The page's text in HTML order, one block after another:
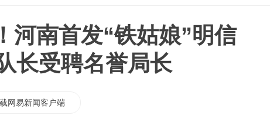
河南首发“铁姑娘”明信
长受聘名誉局长
网易新闻客户端